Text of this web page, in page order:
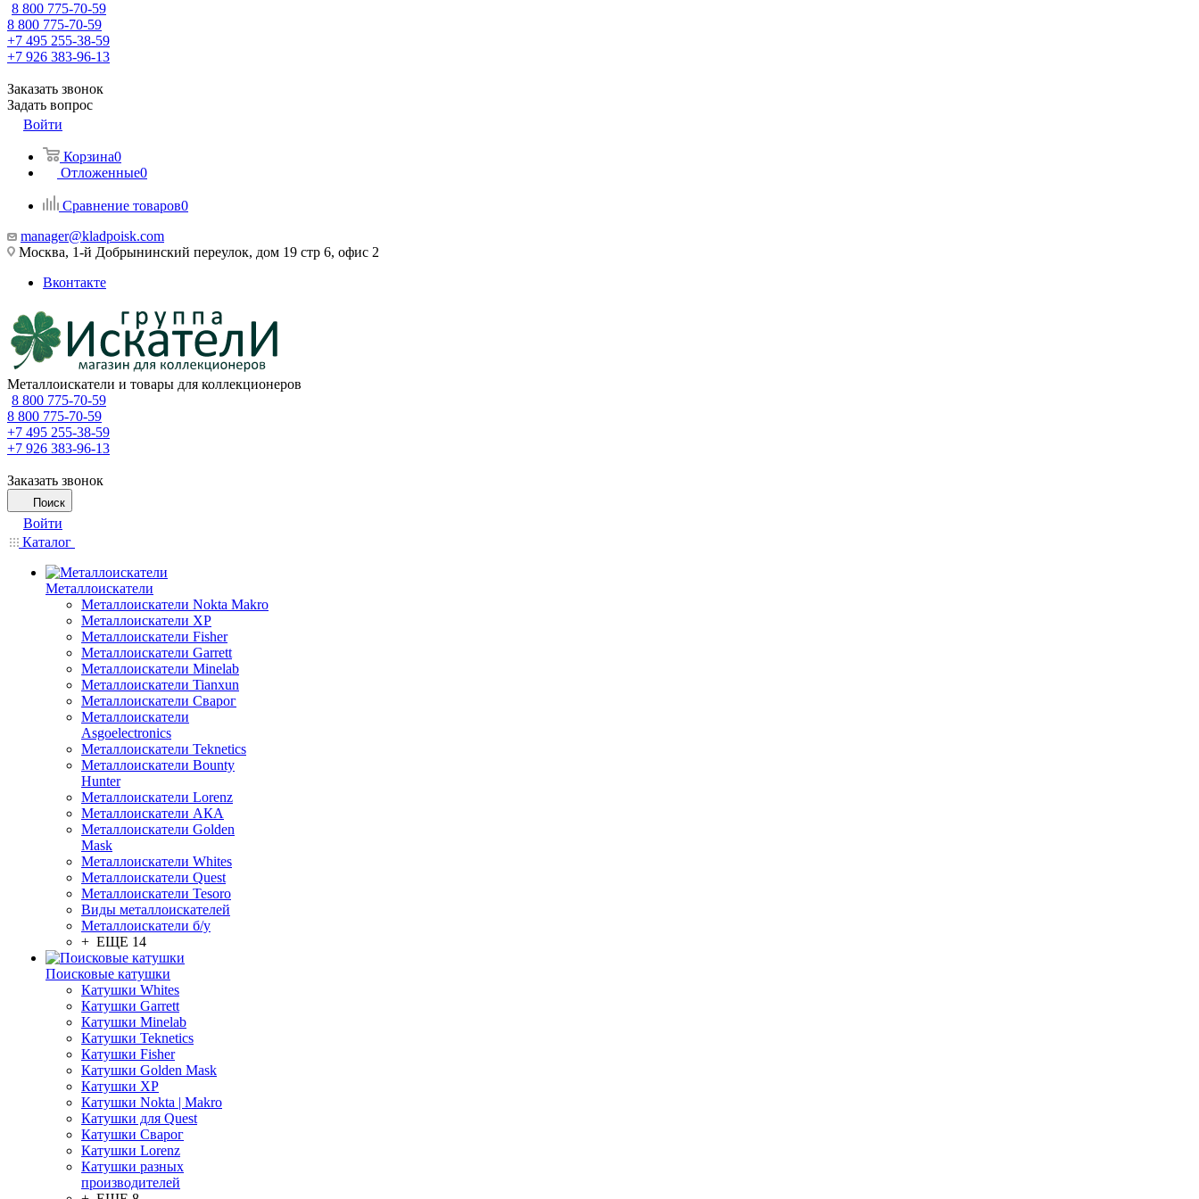
8 800 775-70-59
8 800 775-70-59
+7 495 255-38-59
+7 926 383-96-13
Заказать звонок
Задать вопрос
Войти
Корзина0
Отложенные0
Сравнение товаров0
manager@kladpoisk.com
Москва, 1-й Добрынинский переулок, дом 19 стр 6, офис 2
Вконтакте
Металлоискатели и товары для коллекционеров
8 800 775-70-59
8 800 775-70-59
+7 495 255-38-59
+7 926 383-96-13
Заказать звонок
Поиск
Войти
Каталог
Металлоискатели
Металлоискатели Nokta Makro
Металлоискатели XP
Металлоискатели Fisher
Металлоискатели Garrett
Металлоискатели Minelab
Металлоискатели Tianxun
Металлоискатели Сварог
Металлоискатели
Asgoelectronics
Металлоискатели Teknetics
Металлоискатели Bounty
Hunter
Металлоискатели Lorenz
Металлоискатели АКА
Металлоискатели Golden
Mask
Металлоискатели Whites
Металлоискатели Quest
Металлоискатели Tesoro
Виды металлоискателей
Металлоискатели б/у
+ ЕЩЕ 14
Поисковые катушки
Катушки Whites
Катушки Garrett
Катушки Minelab
Катушки Teknetics
Катушки Fisher
Катушки Golden Mask
Катушки XP
Катушки Nokta | Makro
Катушки для Quest
Катушки Сварог
Катушки Lorenz
Катушки разных
производителей